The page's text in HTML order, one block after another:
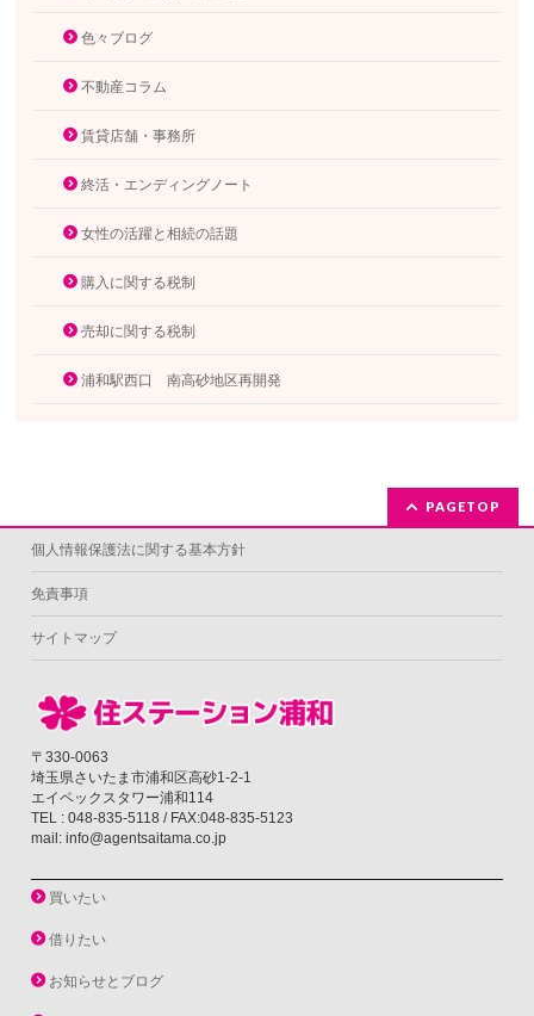
色々ブログ
不動産コラム
賃貸店舗・事務所
終活・エンディングノート
女性の活躍と相続の話題
購入に関する税制
売却に関する税制
浦和駅西口 南高砂地区再開発
PAGETOP
個人情報保護法に関する基本方針
免責事項
サイトマップ
〒330-0063
埼玉県さいたま市浦和区高砂1-2-1
エイペックスタワー浦和114
TEL : 048-835-5118 / FAX:048-835-5123
mail: info@agentsaitama.co.jp
買いたい
借りたい
お知らせとブログ